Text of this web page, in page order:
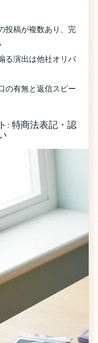
投稿が複数あり、完
る演出は他社オリパ
の有無と返信スピー
: 特商法表記・認